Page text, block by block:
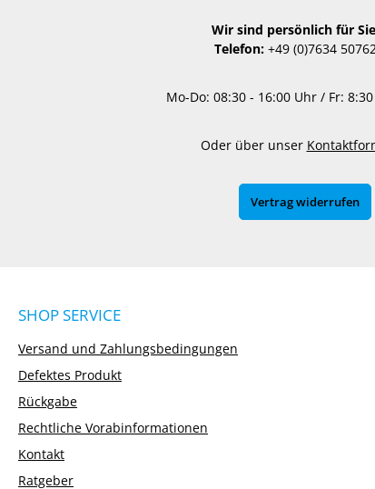
Wir sind persönlich für
Telefon: +49 (0)7634
Mo-Do: 08:30 - 16:00 Uhr / Fr:
Oder über unser
Vertrag widerrufen
SHOP SERVICE
Versand und Zahlungsbedingungen
Defektes Produkt
Rückgabe
Rechtliche Vorabinformationen
Kontakt
Ratgeber